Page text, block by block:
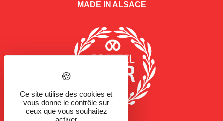
MADE IN ALSACE
Ce site utilise des cookies et
vous donne le contrôle sur
ceux que vous souhaitez
activer